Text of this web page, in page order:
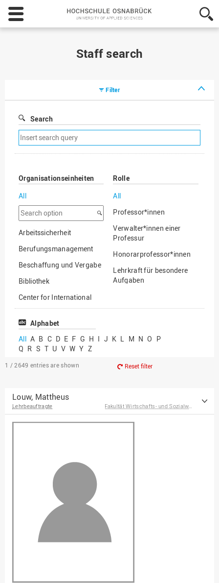
Hochschule
Osnabrück
-
Staff search
Filter
Search
Remove
search
filter
Organisationseinheiten
All
Search
option
Arbeitssicherheit
Berufungsmanagement
Beschaffung und Vergabe
Bibliothek
Center for International
Mobility
Center for International
Chancengerechtigkeit
eLearning Competence
Fakultät
Agrarwissenschaften und
und Informatik
Fakultät Management,
Kultur und Technik
Fakultät Wirtschafts- und
Sozialwissenschaften
Finanzen
Rolle
All
Professor*innen
Verwalter*innen einer
Professur
Honorarprofessor*innen
Lehrkraft für besondere
Aufgaben
Professor*innen im
Alphabet
All A B C D E F G H I J K L M N O P
Q R S T U V W Y Z
1 / 2649 entries are shown Reset filter
Louw, Mattheus
Lehrbeauftragte